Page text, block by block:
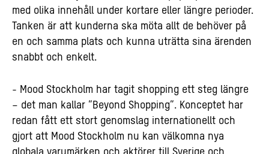
med olika innehåll under kortare eller längre perioder.
Tanken är att kunderna ska möta allt de behöver på
en och samma plats och kunna uträtta sina ärenden
snabbt och enkelt.
- Mood Stockholm har tagit shopping ett steg längre
– det man kallar ”Beyond Shopping”. Konceptet har
redan fått ett stort genomslag internationellt och
gjort att Mood Stockholm nu kan välkomna nya